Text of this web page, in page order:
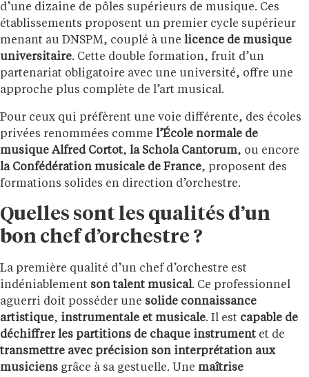
d’une dizaine de pôles supérieurs de musique. Ces
établissements proposent un premier cycle supérieur
menant au DNSPM, couplé à une licence de musique
universitaire. Cette double formation, fruit d’un
partenariat obligatoire avec une université, offre une
approche plus complète de l’art musical.
Pour ceux qui préfèrent une voie différente, des écoles
privées renommées comme l’École normale de
musique Alfred Cortot, la Schola Cantorum, ou encore
la Confédération musicale de France, proposent des
formations solides en direction d’orchestre.
Quelles sont les qualités d’un
bon chef d’orchestre ?
La première qualité d’un chef d’orchestre est
indéniablement son talent musical. Ce professionnel
aguerri doit posséder une solide connaissance
artistique, instrumentale et musicale. Il est capable de
déchiffrer les partitions de chaque instrument et de
transmettre avec précision son interprétation aux
musiciens grâce à sa gestuelle. Une maîtrise